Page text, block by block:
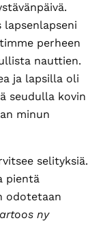
perheen
nauttien.
ja lapsilla oli
seudulla kovin
minun
selityksiä.
pientä
odotetaan
ny